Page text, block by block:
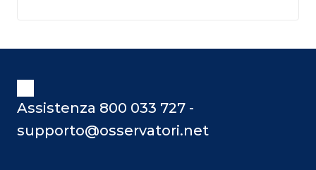
Assistenza 800 033 727 -
supporto@osservatori.net